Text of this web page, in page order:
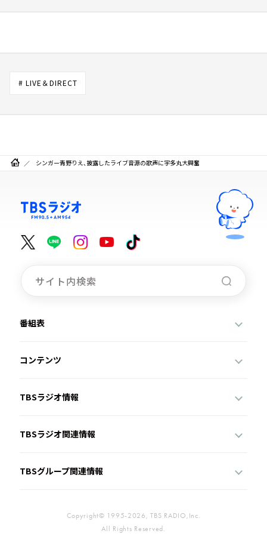
# LIVE＆DIRECT
シンガー青野りえ、披露したライブ音源の歌声に宇多丸大興奮
番組表
コンテンツ
TBSラジオ情報
TBSラジオ関連情報
TBSグループ関連情報
Copyright© 1995-2026, TBS RADIO,Inc.
All Rights Reserved.